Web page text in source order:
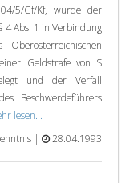
5/Gf/Kf, wurde der
4 Abs. 1 in Verbindung
Geldstrafe von S
und der Verfall
Beschwerdeführers
lesen...
| 28.04.1993